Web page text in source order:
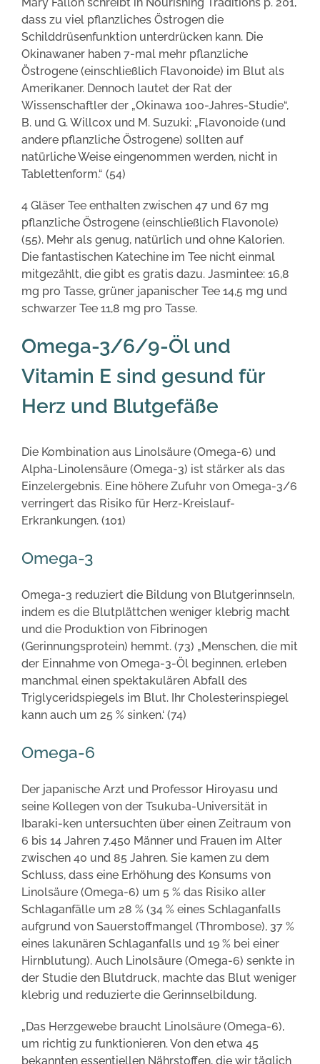
dass zu viel pflanzliches Östrogen die
Schilddrüsenfunktion unterdrücken kann. Die
Okinawaner haben 7-mal mehr pflanzliche
Östrogene (einschließlich Flavonoide) im Blut als
Amerikaner. Dennoch lautet der Rat der
Wissenschaftler der „Okinawa 100-Jahres-Studie“,
B. und G. Willcox und M. Suzuki: „Flavonoide (und
andere pflanzliche Östrogene) sollten auf
natürliche Weise eingenommen werden, nicht in
Tablettenform.“ (54)
4 Gläser Tee enthalten zwischen 47 und 67 mg
pflanzliche Östrogene (einschließlich Flavonole)
(55). Mehr als genug, natürlich und ohne Kalorien.
Die fantastischen Katechine im Tee nicht einmal
mitgezählt, die gibt es gratis dazu. Jasmintee: 16,8
mg pro Tasse, grüner japanischer Tee 14,5 mg und
schwarzer Tee 11,8 mg pro Tasse.
Omega-3/6/9-Öl und
Vitamin E sind gesund für
Herz und Blutgefäße
Die Kombination aus Linolsäure (Omega-6) und
Alpha-Linolensäure (Omega-3) ist stärker als das
Einzelergebnis. Eine höhere Zufuhr von Omega-3/6
verringert das Risiko für Herz-Kreislauf-
Erkrankungen. (101)
Omega-3
Omega-3 reduziert die Bildung von Blutgerinnseln,
indem es die Blutplättchen weniger klebrig macht
und die Produktion von Fibrinogen
(Gerinnungsprotein) hemmt. (73) „Menschen, die mit
der Einnahme von Omega-3-Öl beginnen, erleben
manchmal einen spektakulären Abfall des
Triglyceridspiegels im Blut. Ihr Cholesterinspiegel
kann auch um 25 % sinken.‘ (74)
Omega-6
Der japanische Arzt und Professor Hiroyasu und
seine Kollegen von der Tsukuba-Universität in
Ibaraki-ken untersuchten über einen Zeitraum von
6 bis 14 Jahren 7.450 Männer und Frauen im Alter
zwischen 40 und 85 Jahren. Sie kamen zu dem
Schluss, dass eine Erhöhung des Konsums von
Linolsäure (Omega-6) um 5 % das Risiko aller
Schlaganfälle um 28 % (34 % eines Schlaganfalls
aufgrund von Sauerstoffmangel (Thrombose), 37 %
eines lakunären Schlaganfalls und 19 % bei einer
Hirnblutung). Auch Linolsäure (Omega-6) senkte in
der Studie den Blutdruck, machte das Blut weniger
klebrig und reduzierte die Gerinnselbildung.
„Das Herzgewebe braucht Linolsäure (Omega-6),
um richtig zu funktionieren. Von den etwa 45
bekannten essentiellen Nährstoffen, die wir täglich